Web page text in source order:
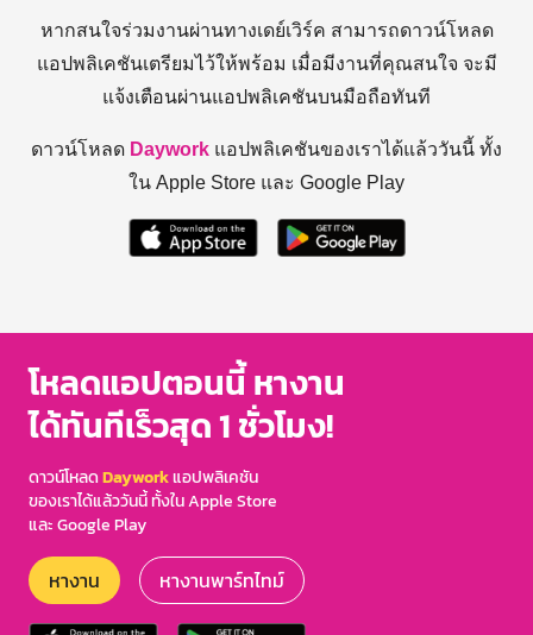
หากสนใจร่วมงานผ่านทางเดย์เวิร์ค สามารถดาวน์โหลด
แอปพลิเคชันเตรียมไว้ให้พร้อม เมื่อมีงานที่คุณสนใจ จะมี
แจ้งเตือนผ่านแอปพลิเคชันบนมือถือทันที
ดาวน์โหลด Daywork แอปพลิเคชันของเราได้แล้ววันนี้ ทั้ง
ใน Apple Store และ Google Play
โหลดแอปตอนนี้ หางาน
ได้ทันทีเร็วสุด 1 ชั่วโมง!
ดาวน์โหลดDayworkแอปพลิเคชัน
ของเราได้แล้ววันนี้ ทั้งใน Apple Store
และ Google Play
หางาน หางานพาร์ทไทม์